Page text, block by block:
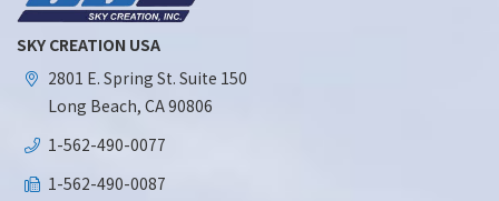
SKY CREATION USA
2801 E. Spring St. Suite 150
Long Beach, CA 90806
1-562-490-0077
1-562-490-0087